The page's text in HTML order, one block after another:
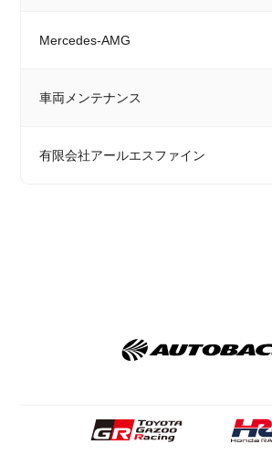
Mercedes-AMG
車両メンテナンス
有限会社アールエスファイン